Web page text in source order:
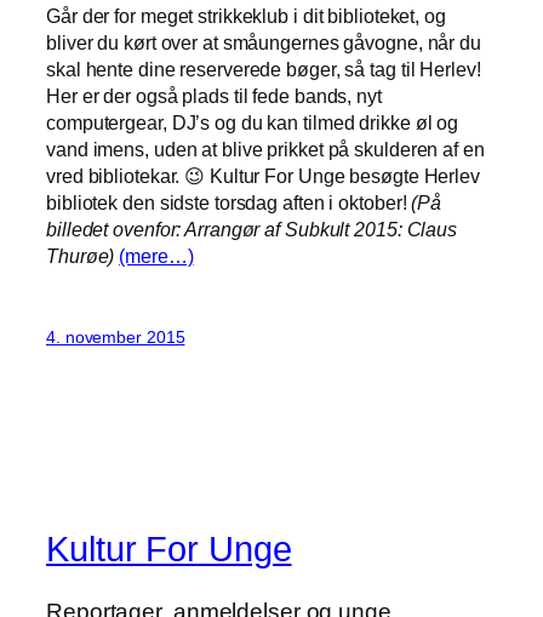
Går der for meget strikkeklub i dit biblioteket, og
bliver du kørt over at småungernes gåvogne, når du
skal hente dine reserverede bøger, så tag til Herlev!
Her er der også plads til fede bands, nyt
computergear, DJ’s og du kan tilmed drikke øl og
vand imens, uden at blive prikket på skulderen af en
vred bibliotekar. 😉 Kultur For Unge besøgte Herlev
bibliotek den sidste torsdag aften i oktober!(På
billedet ovenfor: Arrangør af Subkult 2015: Claus
Thurøe) (mere…)
4. november 2015
Kultur For Unge